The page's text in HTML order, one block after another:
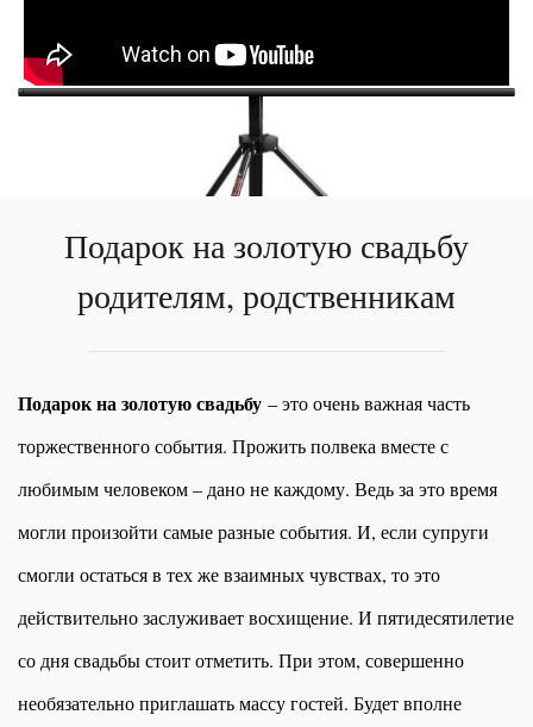
Подарок на золотую свадьбу
родителям, родственникам
Подарок на золотую свадьбу – это очень важная часть
торжественного события. Прожить полвека вместе с
любимым человеком – дано не каждому. Ведь за это время
могли произойти самые разные события. И, если супруги
смогли остаться в тех же взаимных чувствах, то это
действительно заслуживает восхищение. И пятидесятилетие
со дня свадьбы стоит отметить. При этом, совершенно
необязательно приглашать массу гостей. Будет вполне